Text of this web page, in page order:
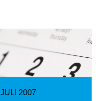
JULI 2007